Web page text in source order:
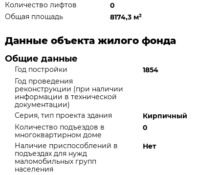
Количество лифтов
0
Общая площадь
8174,3 м²
Данные объекта жилого фонда
Общие данные
Год постройки
1854
Год проведения
реконструкции (при наличии
информации в технической
документации)
Серия, тип проекта здания
Кирпичный
Количество подъездов в
многоквартирном доме
0
Наличие приспособлений в
подъездах для нужд
маломобильных групп
населения
Нет